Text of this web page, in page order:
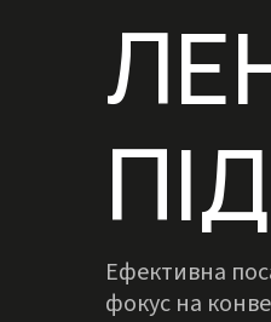
Ефективна
фокус на